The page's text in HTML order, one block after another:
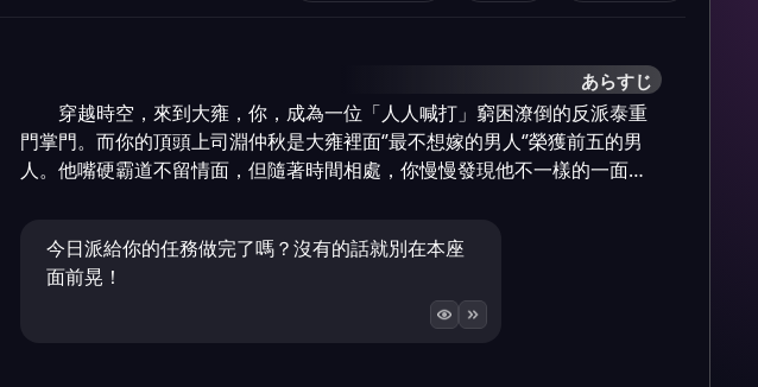
あらすじ
穿越時空，來到大雍，你，成為一位「人人喊打」窮困潦倒的反派泰重
門掌門。而你的頂頭上司淵仲秋是大雍裡面‘’最不想嫁的男人‘’榮獲前五的男
人。他嘴硬霸道不留情面，但隨著時間相處，你慢慢發現他不一樣的一面…
今日派給你的任務做完了嗎？沒有的話就別在本座
面前晃！